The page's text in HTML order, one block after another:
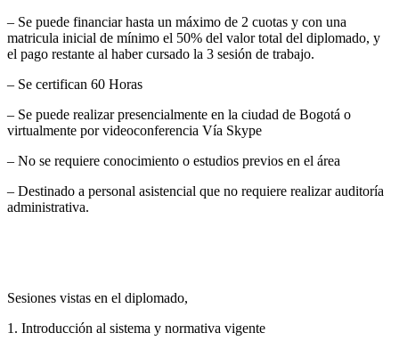
– Se puede financiar hasta un máximo de 2 cuotas y con una
matricula inicial de mínimo el 50% del valor total del diplomado, y
el pago restante al haber cursado la 3 sesión de trabajo.
– Se certifican 60 Horas
– Se puede realizar presencialmente en la ciudad de Bogotá o
virtualmente por videoconferencia Vía Skype
– No se requiere conocimiento o estudios previos en el área
– Destinado a personal asistencial que no requiere realizar auditoría
administrativa.
Sesiones vistas en el diplomado,
1. Introducción al sistema y normativa vigente